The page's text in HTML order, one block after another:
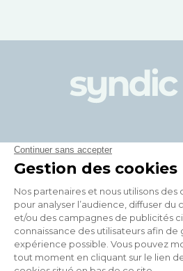
Votre syndic en ligne
Avantages de Syndic One
En savoir plus